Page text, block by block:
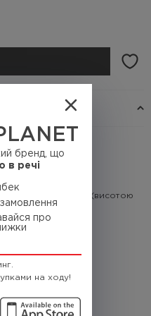
бренд, що
в речі
замовлення
про
на ходу!
образ.
є петлі для ременя (висотою